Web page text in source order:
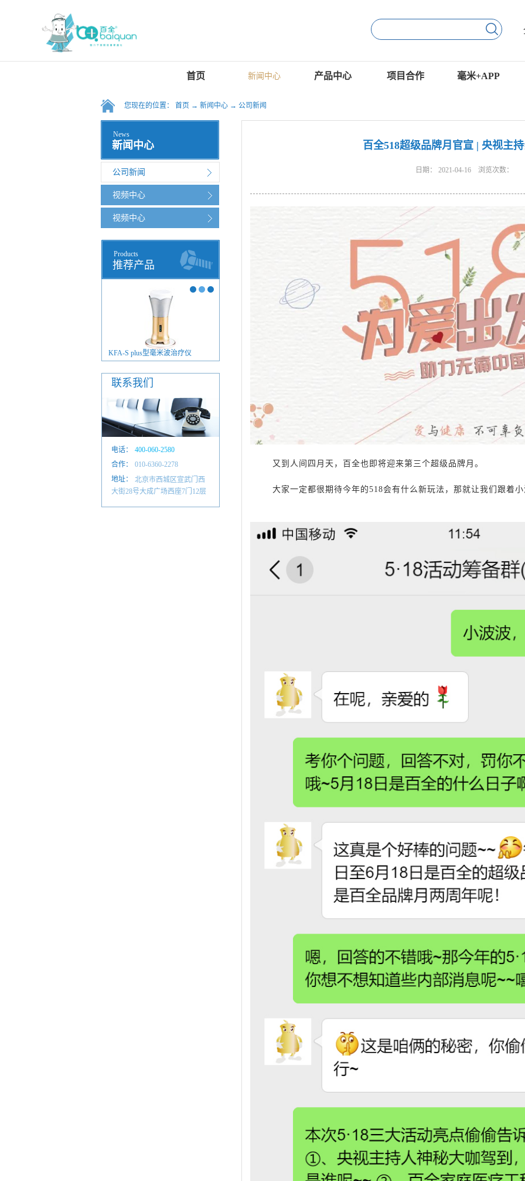
首页 新闻中心 产品中心 项目合作 毫米+APP
您现在的位置： 首页 → 新闻中心 → 公司新闻
新闻中心
News
公司新闻
视频中心
视频中心
推荐产品
Products
KFA-S plus型毫米波治疗仪
联系我们
电话：
400-060-2580
010-6601 4884
合作：
010-6360-2278
地址：
北京市西城区宣武门西
大街28号大成广场西座7门12层
百全518超级品牌月官宣 | 央视主
日期： 2021-04-16 浏览次数：
又到人间四月天，百全也即将迎来第三个超级品牌月。
大家一定都很期待今年的518会有什么新玩法，那就让我们跟着